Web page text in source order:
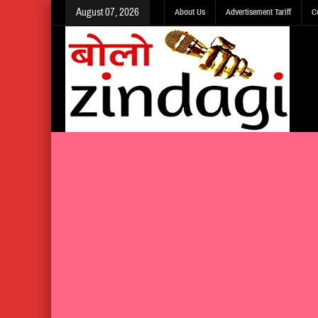
August 07, 2026 About Us Advertisement Tariff